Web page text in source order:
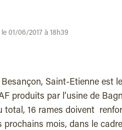
01/06/2017 à 18h39
Saint-Etienne est
produits par l’usine de
total, 16 rames doivent
mois, dans le